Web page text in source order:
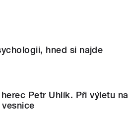
hned si najde
Petr Uhlík. Při výletu na